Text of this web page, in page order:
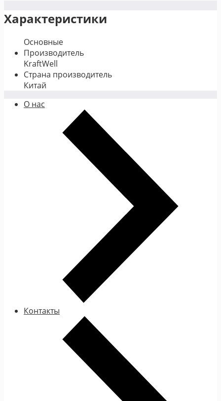
Характеристики
Основные
Производитель
KraftWell
Страна производитель
Китай
О нас
Контакты